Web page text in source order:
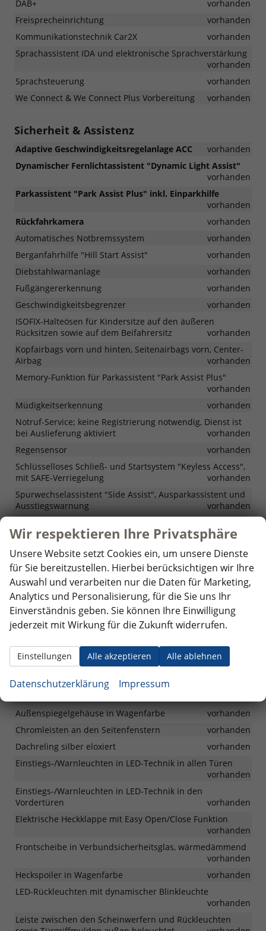
DAB+
vorhanden
Freisprecheinrichtung
vorhanden
Kommunikationstechnik Car2X
vorhanden
Sprachassistent IDA und elektronische Sprachverstärkung
vorhanden
Sprachsteuerung
vorhanden
We Connect & We Connect Plus Vorbereitung
vorhanden
Sicherheit & Assistenz
Adaptive Geschwindigkeitsregelanlage ACC
vorhanden
Dynamischer Fernlichtassistent "Dynamic Light Assist"
vorhanden
Parkassistent "Park Assist Plus" inkl. Einparkhilfe
vorhanden
Rückfahrkamera
vorhanden
Automatisches Notbremssystem
vorhanden
Berganfahrhilfe "Hill Start Assist"
vorhanden
Diebstahlwarnanlage
vorhanden
Fußgängererkennung
vorhanden
Geschwindigkeitsbegrenzer
vorhanden
ISOFIX-Halteösen für Kindersitze auf den äußeren
Rücksitzen sowie auf dem Beifahrersitz
vorhanden
Kopfairbags vorn und hinten, Seitenairbags vorn, Center-
Airbag
vorhanden
Memory-Funktion für Parkassistent "Park Assist Plus"
vorhanden
Müdigkeitserkennung
vorhanden
Notruf-Service; keine Registrierung notwendig, Dienst ist
bei Auslieferung aktiviert
vorhanden
Regensensor
vorhanden
Schlüsselloses Schließ- und Startsystem "Keyless Access",
mit SAFE-Verriegelung
vorhanden
Spurwechselassistent "Side Assist", Ausparkassistent und
Ausstiegswarnung
vorhanden
vorhanden
Travel Assist inkl. Spurhalteassistent "Lane Assist"
vorhanden
Verkehrszeichenerkennung
vorhanden
Außen
IQ.LIGHT - LED-Matrix-Scheinwerfer mit dynamischer
Abbiege- und Schlechtwetterlicht
vorhanden
Beifahrerspiegelabsenkung, anklapp- und beheizbar
Außenspiegelgehäuse in Wagenfarbe
vorhanden
Chromleisten an den Seitenfenstern
vorhanden
Dachreling silber eloxiert
vorhanden
Einstiegs-/Warnleuchten in LED-Technik in allen Türen
vorhanden
Einstiegs-/Warnleuchten in LED-Technik in den
Vordertüren
vorhanden
Elektrische Heckklappe mit Easy Open/Close Funktion
vorhanden
Frontscheibe in Verbundsicherheitsglas, wärmedämmend
vorhanden
Heckspoiler in Wagenfarbe
vorhanden
LED-Rückleuchten mit dynamischer Blinkleuchte
vorhanden
Leiste zwischen den Scheinwerfern und Rückleuchten
Wir respektieren Ihre Privatsphäre
Unsere Website setzt Cookies ein, um unsere Dienste
für Sie bereitzustellen. Hierbei berücksichtigen wir Ihre
Auswahl und verarbeiten nur die Daten für Marketing,
Analytics und Personalisierung, für die Sie uns Ihr
Einverständnis geben. Sie können Ihre Einwilligung
jederzeit mit Wirkung für die Zukunft widerrufen.
Alle akzeptieren Alle ablehnen
Einstellungen
Datenschutzerklärung Impressum